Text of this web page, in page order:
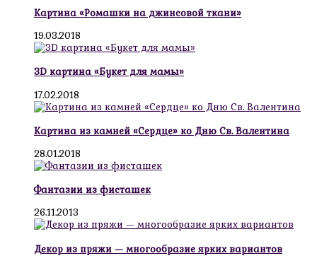
Картина «Ромашки на джинсовой ткани»
19.03.2018
3D картина «Букет для мамы»
17.02.2018
Картина из камней «Сердце» ко Дню Св. Валентина
28.01.2018
Фантазии из фисташек
26.11.2013
Декор из пряжи — многообразие ярких вариантов